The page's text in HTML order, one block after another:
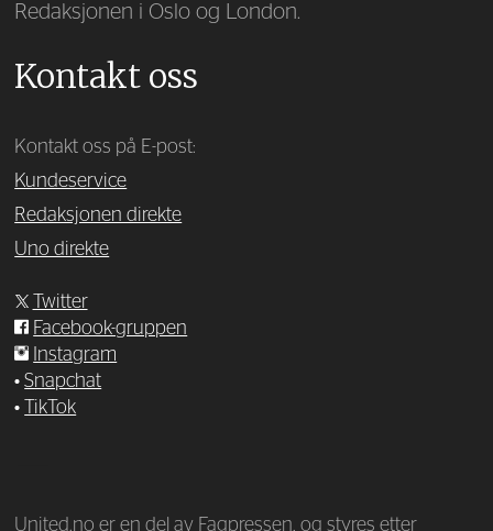
Redaksjonen i Oslo og London.
Kontakt oss
Kontakt oss på E-post:
Kundeservice
Redaksjonen direkte
Uno direkte
Twitter
Facebook-gruppen
Instagram
•Snapchat
•
TikTok
United.no er en del av Fagpressen, og styres etter